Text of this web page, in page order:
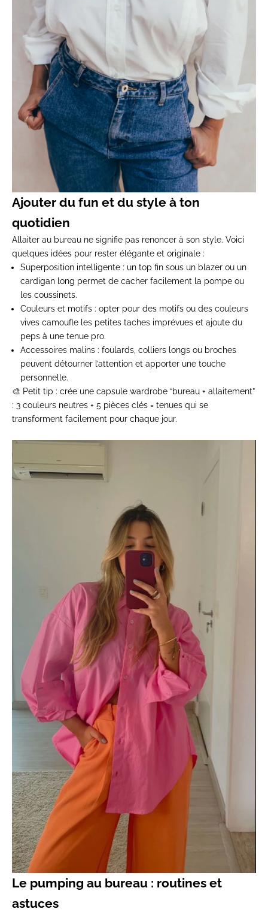
Ajouter du fun et du style à ton
quotidien
Allaiter au bureau ne signifie pas renoncer à son style. Voici
quelques idées pour rester élégante et originale :
Superposition intelligente : un top fin sous un blazer ou un
cardigan long permet de cacher facilement la pompe ou
les coussinets.
Couleurs et motifs : opter pour des motifs ou des couleurs
vives camoufle les petites taches imprévues et ajoute du
peps à une tenue pro.
Accessoires malins : foulards, colliers longs ou broches
peuvent détourner l’attention et apporter une touche
personnelle.
🎨 Petit tip : crée une capsule wardrobe “bureau + allaitement”
: 3 couleurs neutres + 5 pièces clés = tenues qui se
transforment facilement pour chaque jour.
Le pumping au bureau : routines et
astuces